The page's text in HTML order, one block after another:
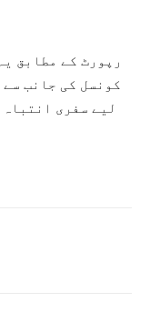
رپورٹ کے مطابق
کونسل کی جانب
لیے سفری